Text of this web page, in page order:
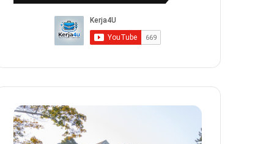
Buat
5-
6
Buat
Dengan